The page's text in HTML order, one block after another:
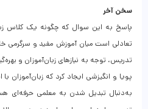
سخن آخر
پاسخ به این سوال که چگونه یک کلاس
تعادلی است میان آموزش مفید و سرگرمی
تدریس، توجه به نیازهای زبان‌آموزان و
پویا و انگیزشی ایجاد کرد که زبان‌آموزان
به‌دنبال تبدیل شدن به معلمی حرفه‌ای